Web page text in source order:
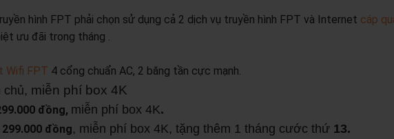
hình FPT phải chọn sử dụng cả 2 dịch vụ truyền hình FPT và Internet cáp
ưu đãi trong tháng .
Wifi FPT 4 cổng chuẩn AC, 2 băng tần cực mạnh.
chủ, miễn phí box 4K
đồng, miễn phí box 4K.
299.000 đồng, miễn phí box 4K, tặng thêm 1 tháng cước thứ 13.